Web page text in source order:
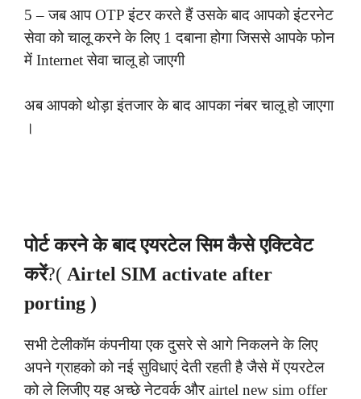
5 – जब आप OTP इंटर करते हैं उसके बाद आपको इंटरनेट
सेवा को चालू करने के लिए 1 दबाना होगा जिससे आपके फोन
में Internet सेवा चालू हो जाएगी
अब आपको थोड़ा इंतजार के बाद आपका नंबर चालू हो जाएगा
।
पोर्ट करने के बाद एयरटेल सिम कैसे एक्टिवेट
करें?( Airtel SIM activate after
porting )
सभी टेलीकॉम कंपनीया एक दुसरे से आगे निकलने के लिए
अपने ग्राहको को नई सुविधाएं देती रहती है जैसे में एयरटेल
को ले लिजीए यह अच्छे नेटवर्क और airtel new sim offer